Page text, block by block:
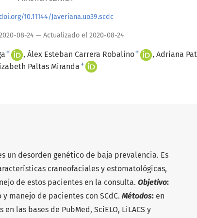
10.11144/Javeriana.uo39.scdc
08-24 — Actualizado el 2020-08-24
+ Álex Esteban Carrera Robalino+ Adriana
Paltas Miranda +
un desorden genético de baja prevalencia. Es
craneofaciales y estomatológicas,
de estos pacientes en la consulta. Objetivo:
manejo de pacientes con SCdC. Métodos: en
las bases de PubMed, SciELO, LiLACS y